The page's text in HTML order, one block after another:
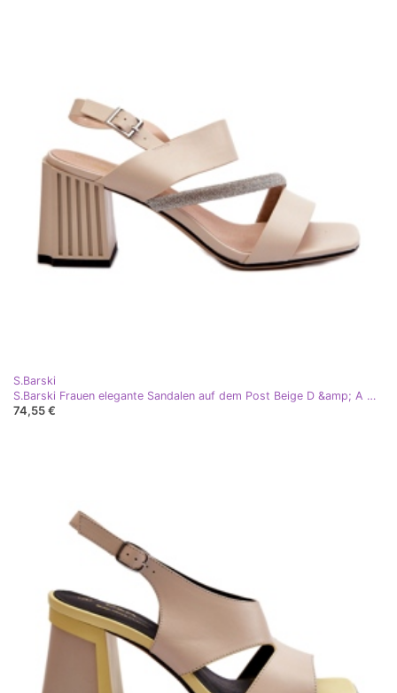
S.Barski
S.Barski Frauen elegante Sandalen auf dem Post Beige D &amp; A MR38-549
74,55 €